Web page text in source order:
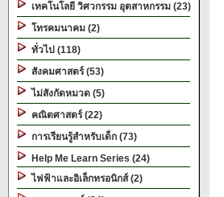
เทคโนโลยี วิศวกรรม อุตสาหกรรม (23)
โทรคมนาคม (2)
ทั่วไป (118)
สังคมศาสตร์ (53)
ไม่สังกัดหมวด (5)
คณิตศาสตร์ (22)
การเรียนรู้สำหรับเด็ก (73)
Help Me Learn Series (24)
ไฟฟ้าและอิเล็กทรอนิกส์ (2)